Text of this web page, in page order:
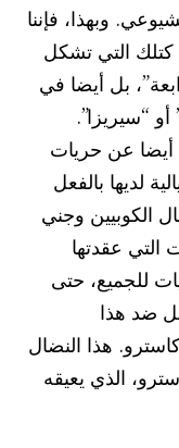
وبهذا، فإننا
التي تشكل
بل أيضا في
“سيريزا”.
أيضا عن حريات
لديها بالفعل
الكوبيين وجني
التي عقدتها
للجميع، حتى
ضد هذا
هذا النضال
الذي يعيقه